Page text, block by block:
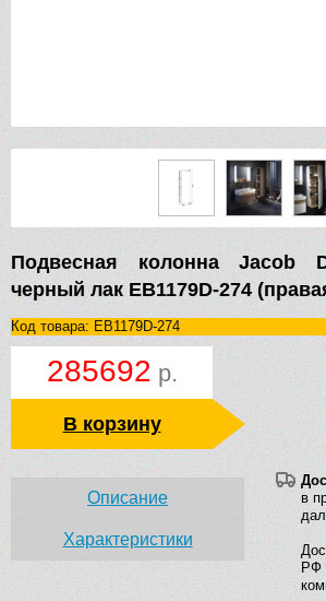
Подвесная колонна Jacob
черный лак EB1179D-274
Код товара: EB1179D-274
285692 р.
В корзину
в
РФ
Описание
Характеристики